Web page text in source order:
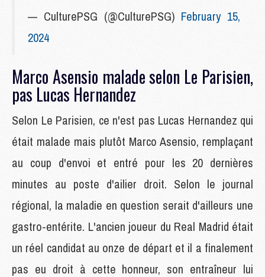
— CulturePSG (@CulturePSG) February 15,
2024
Marco Asensio malade selon Le Parisien,
pas Lucas Hernandez
Selon Le Parisien, ce n'est pas Lucas Hernandez qui
était malade mais plutôt Marco Asensio, remplaçant
au coup d'envoi et entré pour les 20 dernières
minutes au poste d'ailier droit. Selon le journal
régional, la maladie en question serait d'ailleurs une
gastro-entérite. L'ancien joueur du Real Madrid était
un réel candidat au onze de départ et il a finalement
pas eu droit à cette honneur, son entraîneur lui